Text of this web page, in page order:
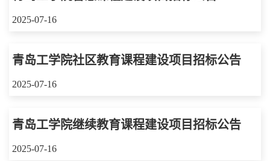
2025-07-16
青岛工学院社区教育课程建设项目招标公告
2025-07-16
青岛工学院继续教育课程建设项目招标公告
2025-07-16